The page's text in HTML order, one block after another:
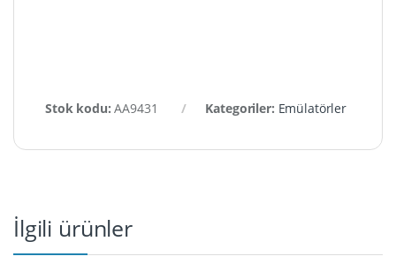
Stok kodu:AA9431 Kategoriler: Emülatörler
İlgili ürünler